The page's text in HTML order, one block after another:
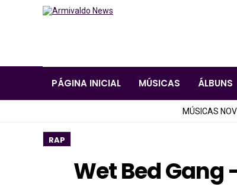
PÁGINA INICIAL MÚSICAS ÁLBUNS
MÚSICAS
RAP
Wet Bed